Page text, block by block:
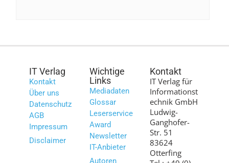
IT Verlag
Kontakt
Über uns
Datenschutz
AGB
Impressum
Disclaimer
Wichtige
Links
Mediadaten
Glossar
Leserservice
Award
Newsletter
IT-Anbieter
Autoren
Kontakt
IT Verlag für
Informationst
echnik GmbH
Ludwig-
Ganghofer-
Str. 51
83624
Otterfing